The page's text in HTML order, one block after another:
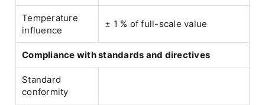
Temperature
influence
± 1 % of full-scale value
Compliance with standards and directives
Standard
conformity